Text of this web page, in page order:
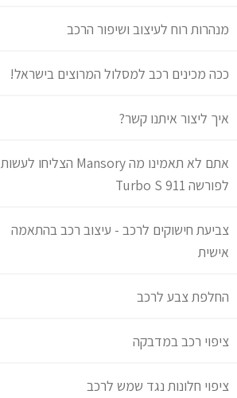
מנהרות רוח לעיצוב ושיפור הרכב
ככה מכינים רכב למסלול המרוצים בישראל!
איך ליצור איתנו קשר?
אתם לא תאמינו מה Mansory הצליחו לעשות
לפורשה 911 Turbo S
צביעת חישוקים לרכב - עיצוב רכב בהתאמה
אישית
החלפת צבע לרכב
ציפוי רכב במדבקה
ציפוי חלונות נגד שמש לרכב